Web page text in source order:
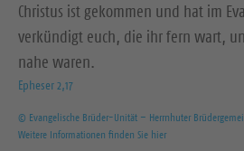
Christus ist gekommen und hat im
verkündigt euch, die ihr fern wart,
nahe waren.
Epheser 2,17
© Evangelische Brüder-Unität – Herrnhuter
Weitere Informationen finden Sie hier